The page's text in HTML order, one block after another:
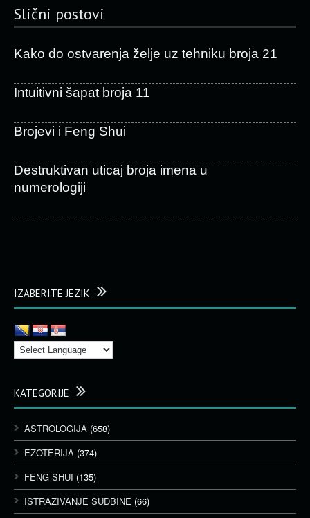
Slični postovi
Kako do ostvarenja želje uz tehniku broja 21
Intuitivni šapat broja 11
Brojevi i Feng Shui
Destruktivan uticaj broja imena u
numerologiji
IZABERITE JEZIK
KATEGORIJE
ASTROLOGIJA (658)
EZOTERIJA (374)
FENG SHUI (135)
ISTRAŽIVANJE SUDBINE (66)